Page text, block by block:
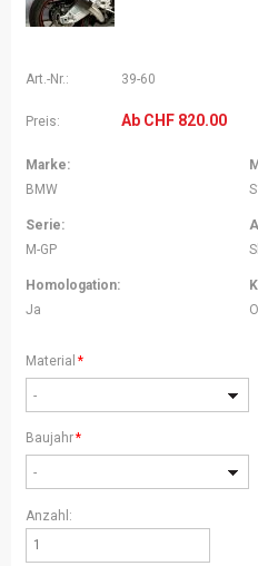
Art.-Nr.: 39-60
Preis: Ab CHF 820.00
Marke:
BMW
Serie:
M-GP
Homologation:
Ja
Pflichtfeld
Material *
-
Pflichtfeld
Baujahr*
-
Anzahl: